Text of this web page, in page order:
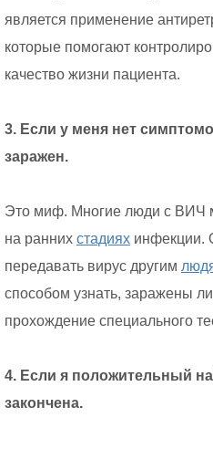
является применение
которые помогают
качество жизни пациента.
3. Если у меня нет
заражен.
Это миф. Многие люди с ВИЧ
на ранних стадиях инфекции.
передавать вирус другим
способом узнать, заражены
прохождение специального
4. Если я положительный
закончена.